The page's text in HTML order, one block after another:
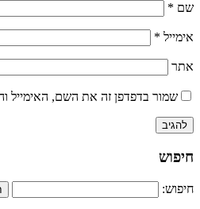
שם *
אימייל *
אתר
שמור בדפדפן זה את השם, האימייל
חיפוש
חיפוש: